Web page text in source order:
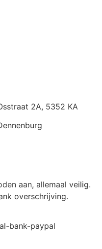
2A, 5352 KA
aan, allemaal veilig.
overschrijving.